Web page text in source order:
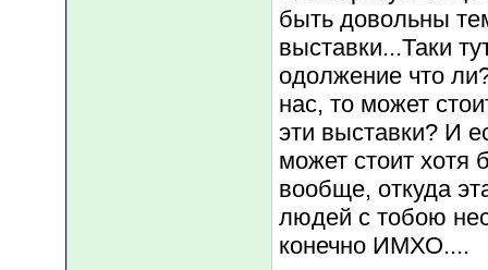
быть довольны
выставки...Таки
одолжение что
нас, то может
эти выставки? И
может стоит хотя
вообще, откуда
людей с тобою
конечно ИМХО....